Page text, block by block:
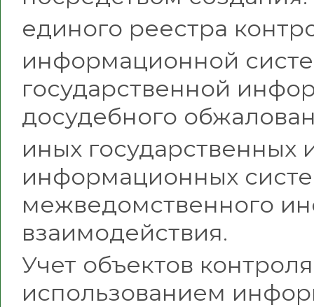
единого реестра
информационной
государственной
досудебного
иных государственных
информационных
межведомственного
взаимодействия.
Учет объектов
использованием